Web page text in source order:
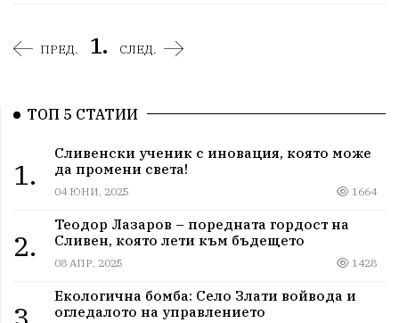
ПРЕД. 1. СЛЕД.
ТОП 5 СТАТИИ
1.
Сливенски ученик с иновация, която може
да промени света!
04 ЮНИ, 2025 1664
2.
Теодор Лазаров – поредната гордост на
Сливен, която лети към бъдещето
08 АПР, 2025 1428
Екологична бомба: Село Злати войвода и
огледалото на управлението